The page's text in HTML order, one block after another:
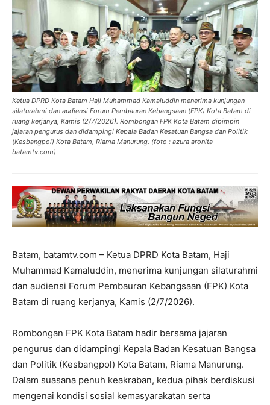
Ketua DPRD Kota Batam Haji Muhammad Kamaluddin menerima kunjungan
silaturahmi dan audiensi Forum Pembauran Kebangsaan (FPK) Kota Batam di
ruang kerjanya, Kamis (2/7/2026). Rombongan FPK Kota Batam dipimpin
jajaran pengurus dan didampingi Kepala Badan Kesatuan Bangsa dan Politik
(Kesbangpol) Kota Batam, Riama Manurung. (foto : azura aronita-
batamtv.com)
Batam, batamtv.com – Ketua DPRD Kota Batam, Haji
Muhammad Kamaluddin, menerima kunjungan silaturahmi
dan audiensi Forum Pembauran Kebangsaan (FPK) Kota
Batam di ruang kerjanya, Kamis (2/7/2026).
Rombongan FPK Kota Batam hadir bersama jajaran
pengurus dan didampingi Kepala Badan Kesatuan Bangsa
dan Politik (Kesbangpol) Kota Batam, Riama Manurung.
Dalam suasana penuh keakraban, kedua pihak berdiskusi
mengenai kondisi sosial kemasyarakatan serta